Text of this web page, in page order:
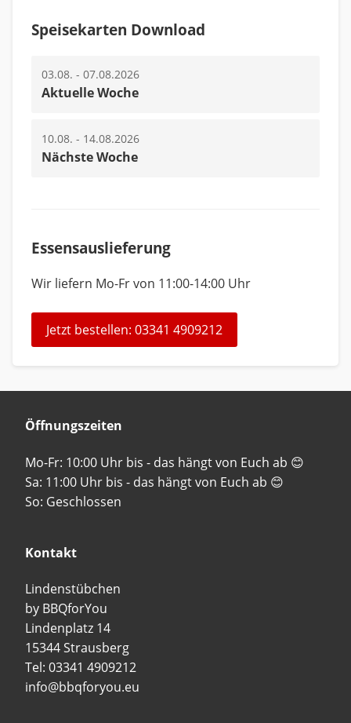
Speisekarten Download
03.08. - 07.08.2026
Aktuelle Woche
10.08. - 14.08.2026
Nächste Woche
Essensauslieferung
Wir liefern Mo-Fr von 11:00-14:00 Uhr
Jetzt bestellen: 03341 4909212
Öffnungszeiten
Mo-Fr: 10:00 Uhr bis - das hängt von Euch ab 😊
Sa: 11:00 Uhr bis - das hängt von Euch ab 😊
So: Geschlossen
Kontakt
Lindenstübchen
by BBQforYou
Lindenplatz 14
15344 Strausberg
Tel: 03341 4909212
info@bbqforyou.eu